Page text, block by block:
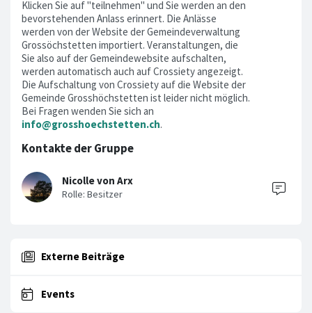
Klicken Sie auf "teilnehmen" und Sie werden an den
bevorstehenden Anlass erinnert. Die Anlässe
werden von der Website der Gemeindeverwaltung
Grossöchstetten importiert. Veranstaltungen, die
Sie also auf der Gemeindewebsite aufschalten,
werden automatisch auch auf Crossiety angezeigt.
Die Aufschaltung von Crossiety auf die Website der
Gemeinde Grosshöchstetten ist leider nicht möglich.
Bei Fragen wenden Sie sich an
info@grosshoechstetten.ch.
Kontakte der Gruppe
Nicolle von Arx
Externe Beiträge
Events